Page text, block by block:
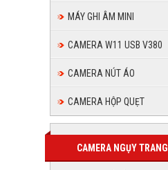
MÁY GHI ÂM MINI
CAMERA W11 USB V380
CAMERA NÚT ÁO
CAMERA HỘP QUẸT
CAMERA NGỤY TRANG